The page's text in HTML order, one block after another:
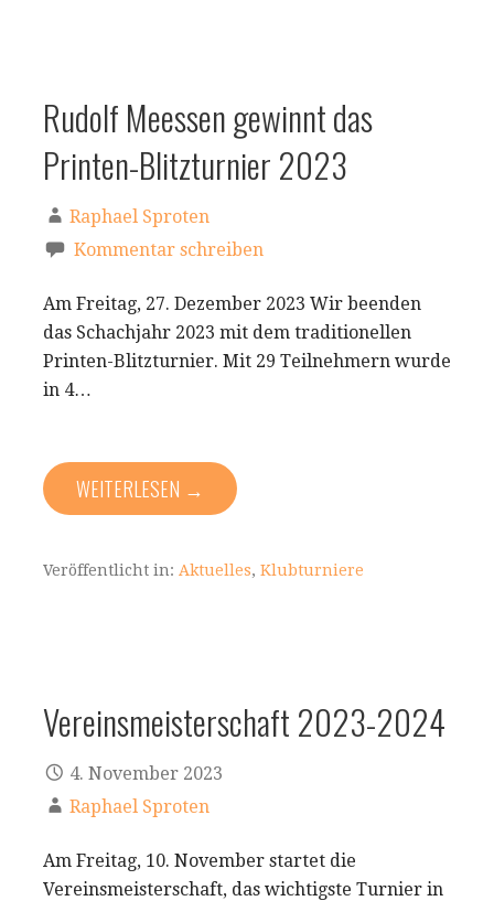
Rudolf Meessen gewinnt das
Printen-Blitzturnier 2023
Raphael Sproten
Kommentar schreiben
Am Freitag, 27. Dezember 2023 Wir beenden
das Schachjahr 2023 mit dem traditionellen
Printen-Blitzturnier. Mit 29 Teilnehmern wurde
in 4…
WEITERLESEN →
Veröffentlicht in: Aktuelles, Klubturniere
Vereinsmeisterschaft 2023-2024
4. November 2023
Raphael Sproten
Am Freitag, 10. November startet die
Vereinsmeisterschaft, das wichtigste Turnier in